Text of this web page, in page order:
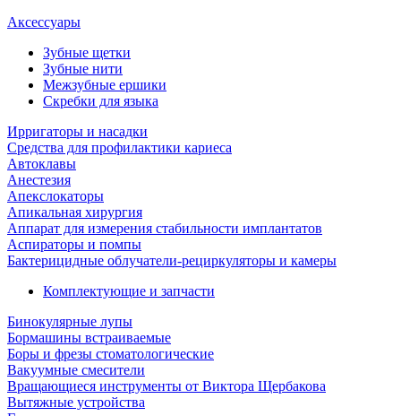
Аксессуары
Зубные щетки
Зубные нити
Межзубные ершики
Скребки для языка
Ирригаторы и насадки
Средства для профилактики кариеса
Автоклавы
Анестезия
Апекслокаторы
Апикальная хирургия
Аппарат для измерения стабильности имплантатов
Аспираторы и помпы
Бактерицидные облучатели-рециркуляторы и камеры
Комплектующие и запчасти
Бинокулярные лупы
Бормашины встраиваемые
Боры и фрезы стоматологические
Вакуумные смесители
Вращающиеся инструменты от Виктора Щербакова
Вытяжные устройства